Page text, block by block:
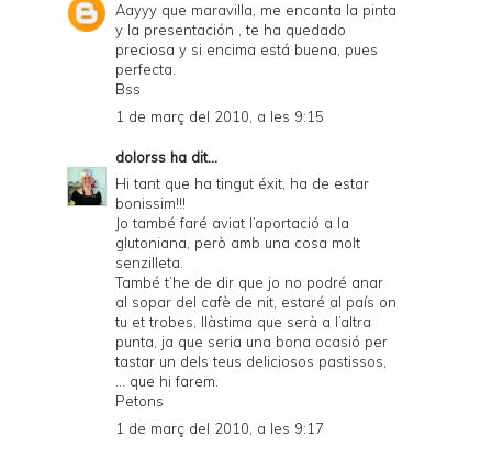
Aayyy que maravilla, me encanta la pinta
y la presentación , te ha quedado
preciosa y si encima está buena, pues
perfecta.
Bss
1 de març del 2010, a les 9:15
dolorss ha dit...
Hi tant que ha tingut éxit, ha de estar
bonissim!!!
Jo també faré aviat l’aportació a la
glutoniana, però amb una cosa molt
senzilleta.
També t’he de dir que jo no podré anar
al sopar del cafè de nit, estaré al país on
tu et trobes, llàstima que serà a l’altra
punta, ja que seria una bona ocasió per
tastar un dels teus deliciosos pastissos,
... que hi farem.
Petons
1 de març del 2010, a les 9:17